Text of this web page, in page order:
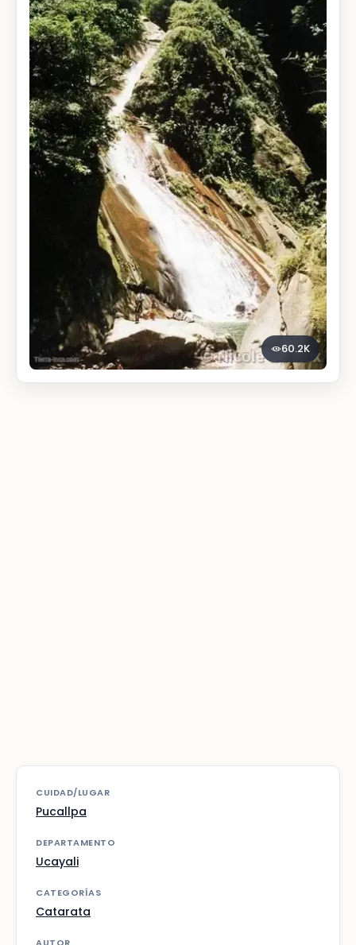
60.2K
CUIDAD/LUGAR
Pucallpa
DEPARTAMENTO
Ucayali
CATEGORÍAS
Catarata